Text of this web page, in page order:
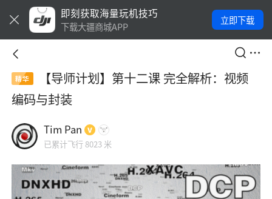
即刻获取海量玩机技巧
下载大疆商城APP
立即下载
精华
【导师计划】第十二课 完全解析：视频
编码与封装
Tim Pan
已累计飞行 8023 米